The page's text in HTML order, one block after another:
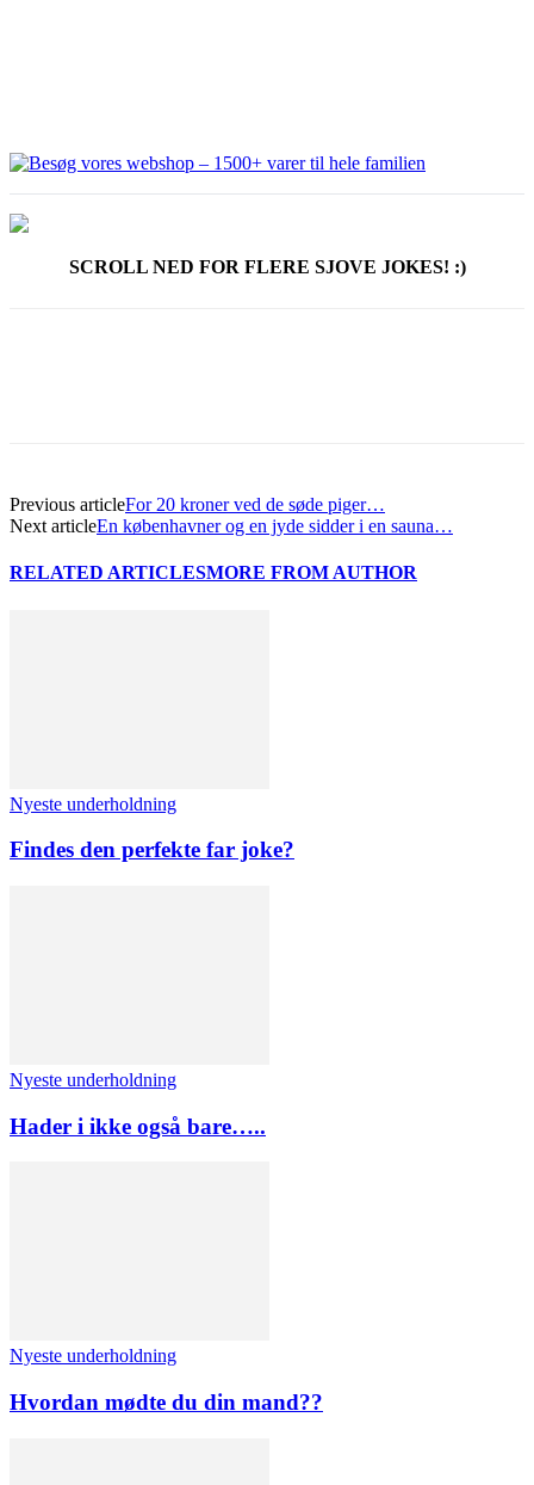
SCROLL NED FOR FLERE SJOVE JOKES! :)
Previous articleFor 20 kroner ved de søde piger…
Next articleEn københavner og en jyde sidder i en sauna…
RELATED ARTICLESMORE FROM AUTHOR
Nyeste underholdning
Findes den perfekte far joke?
Nyeste underholdning
Hader i ikke også bare…..
Nyeste underholdning
Hvordan mødte du din mand??